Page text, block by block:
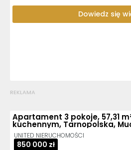
Dowiedz się
REKLAMA
Apartament 3 pokoje, 57,31
kuchennym, Tarnopolska,
UNITED NIERUCHOMOŚCI
850 000 zł